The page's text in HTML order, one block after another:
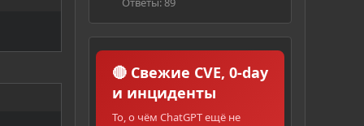
🔴 Свежие CVE, 0-day
и инциденты
То, о чём ChatGPT ещё не